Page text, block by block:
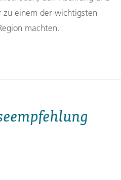
zu einem der wichtigsten
machten.